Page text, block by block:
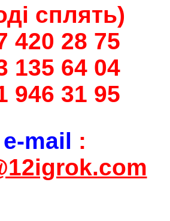
сплять)
420 28 75
135 64 04
946 31 95
e-mail :